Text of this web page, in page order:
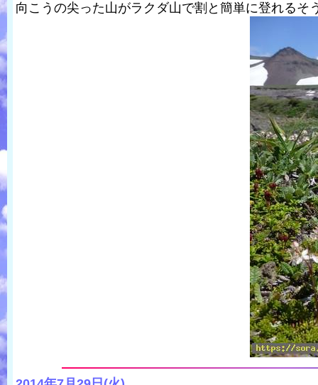
向こうの尖った山がラクダ山で割と簡単に登れるそ